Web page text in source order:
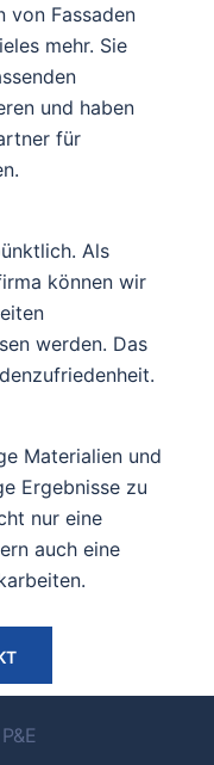
von Fassaden
mehr. Sie
und haben
für
Als
können wir
werden. Das
Materialien und
Ergebnisse zu
nur eine
auch eine